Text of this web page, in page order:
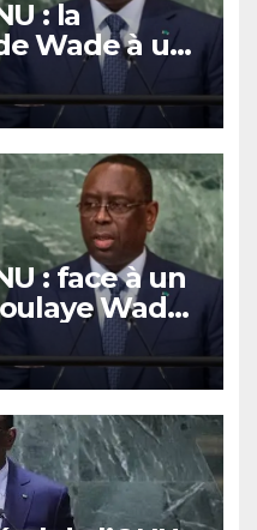
: la
Wade à un
: face à un
Wade
sèche et